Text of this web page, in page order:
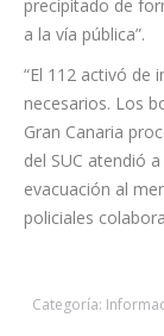
precipitado de
a la vía pública”.
“El 112 activó de
necesarios. Los
Gran Canaria
del SUC atendió
evacuación al
policiales
Categoría: